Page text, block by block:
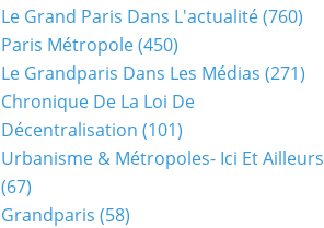
Le Grand Paris Dans L'actualité(760)
Paris Métropole(450)
Le Grandparis Dans Les Médias (271)
Chronique De La Loi De
Décentralisation (101)
Urbanisme & Métropoles- Ici Et Ailleurs
(67)
Grandparis (58)